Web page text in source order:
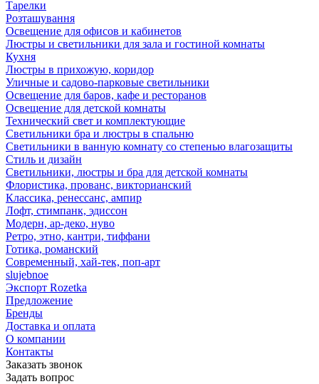
Тарелки
Розташування
Освещение для офисов и кабинетов
Люстры и светильники для зала и гостиной комнаты
Кухня
Люстры в прихожую, коридор
Уличные и садово-парковые светильники
Освещение для баров, кафе и ресторанов
Освещение для детской комнаты
Технический свет и комплектующие
Светильники бра и люстры в спальню
Светильники в ванную комнату со степенью влагозащиты
Стиль и дизайн
Светильники, люстры и бра для детской комнаты
Флористика, прованс, викторианский
Классика, ренессанс, ампир
Лофт, стимпанк, эдиссон
Модерн, ар-деко, нуво
Ретро, этно, кантри, тиффани
Готика, романский
Современный, хай-тек, поп-арт
slujebnoe
Экспорт Rozetka
Предложение
Бренды
Доставка и оплата
О компании
Контакты
Заказать звонок
Задать вопрос